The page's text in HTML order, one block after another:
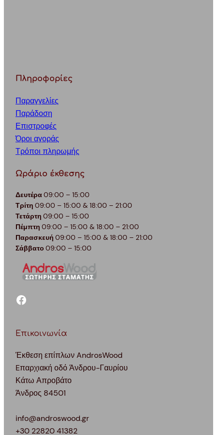
Πληροφορίες
Παραγγελίες
Παράδοση
Επιστροφές
Όροι αγοράς
Τρόποι πληρωμής
Ωράριο έκθεσης
Δευτέρα09:00 – 15:00
Τρίτη 09:00 – 15:00 & 18:00 – 21:00
Τετάρτη 09:00 – 15:00
Πέμπτη 09:00 – 15:00 & 18:00 – 21:00
Παρασκευή 09:00 – 15:00 & 18:00 – 21:00
Σάββατο 09:00 – 15:00
facebook
Επικοινωνία
Έκθεση επίπλων AndrosWood
Eπαρχιακή οδό Άνδρου-Γαυρίου
Κάτω Απροβάτο
Άνδρος 84501
info@androswood.gr
+30 22820 41382